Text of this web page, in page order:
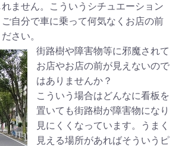
ません。こういうシチュエーション
自分で車に乗って何気なくお店の前
さい。
街路樹や障害物等に邪魔されて
お店やお店の前が見えないので
はありませんか？
こういう場合はどんなに看板を
置いても街路樹が障害物になり
見にくくなっています。うまく
見える場所があればそういうピ